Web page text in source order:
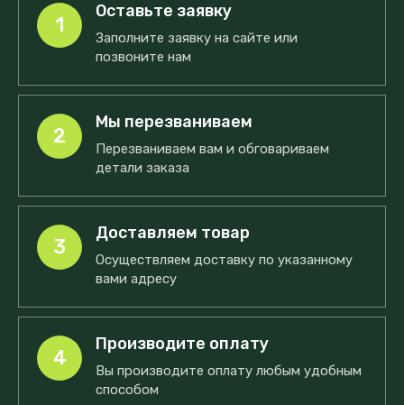
1
Оставьте заявку
Заполните заявку на сайте или
позвоните нам
2
Мы перезваниваем
Перезваниваем вам и обговариваем
детали заказа
3
Доставляем товар
Осуществляем доставку по указанному
вами адресу
4
Производите оплату
Вы производите оплату любым удобным
способом